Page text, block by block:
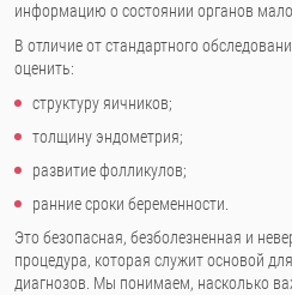
информацию о состоянии органов
В отличие от стандартного
оценить:
структуру яичников;
толщину эндометрия;
развитие фолликулов;
ранние сроки беременности.
Это безопасная, безболезненная и
процедура, которая служит основой
диагнозов. Мы понимаем, насколько